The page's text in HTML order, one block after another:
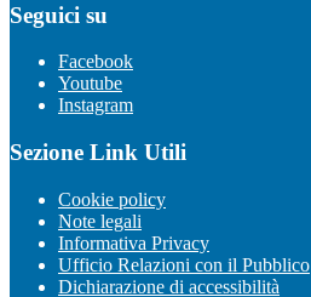
Seguici su
Facebook
Youtube
Instagram
Sezione Link Utili
Cookie policy
Note legali
Informativa Privacy
Ufficio Relazioni con il Pubblico
Dichiarazione di accessibilità